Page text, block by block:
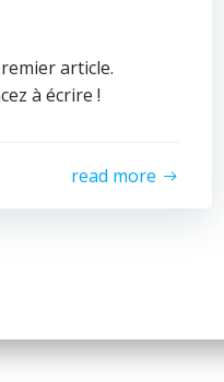
article.
à écrire !
read more